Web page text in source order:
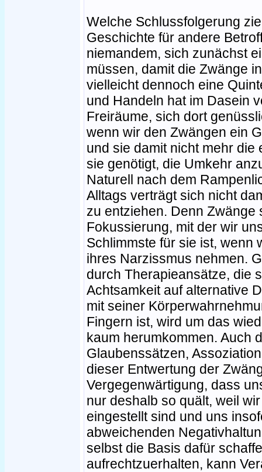
Welche Schlussfolgerung
Geschichte für andere
niemandem, sich zunächst
müssen, damit die Zwänge
vielleicht dennoch eine
und Handeln hat im Dasein
Freiräume, sich dort
wenn wir den Zwängen ein
und sie damit nicht mehr
sie genötigt, die Umkehr
Naturell nach dem
Alltags verträgt sich nicht
zu entziehen. Denn
Fokussierung, mit der wir
Schlimmste für sie ist, wenn
ihres Narzissmus nehmen.
durch Therapieansätze, die
Achtsamkeit auf alternative
mit seiner
Fingern ist, wird um das
kaum herumkommen. Auch
Glaubenssätzen,
dieser Entwertung der
Vergegenwärtigung, dass
nur deshalb so quält, weil
eingestellt sind und uns
abweichenden
selbst die Basis dafür
aufrechtzuerhalten, kann